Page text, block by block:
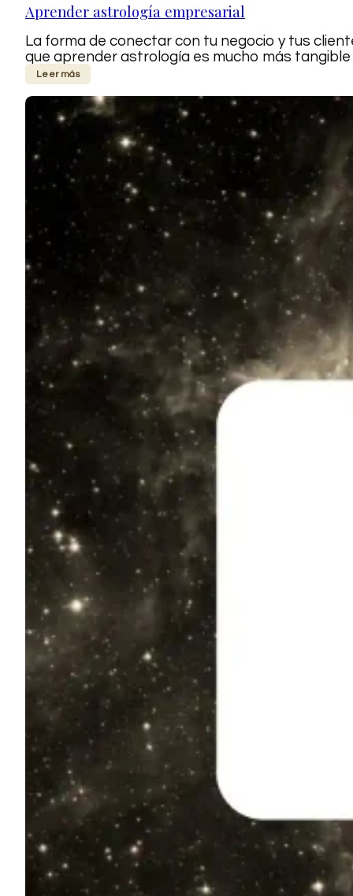
Aprender astrología empresarial
La forma de conectar con tu negocio y tus
que aprender astrología es mucho más
Leer más